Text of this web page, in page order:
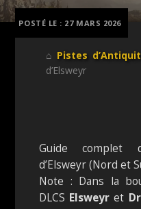
⌂ Pistes
d’Elsweyr
Guide complet
d’Elsweyr (Nord et
Note : Dans la
DLCS Elsweyret
POSTÉ LE : 27 MARS 2026